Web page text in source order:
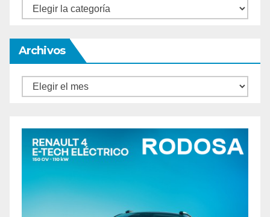
Categorías
Archivos
Archivos